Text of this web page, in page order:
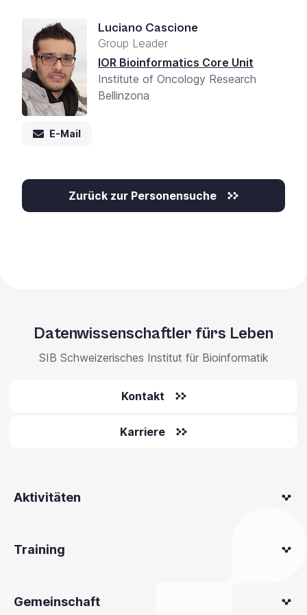
Luciano Cascione
Group Leader
IOR Bioinformatics Core Unit
Institute of Oncology Research
Bellinzona
E-Mail
Zurück zur Personensuche
Datenwissenschaftler fürs Leben
SIB Schweizerisches Institut für Bioinformatik
Kontakt
Karriere
Aktivitäten
Training
Gemeinschaft